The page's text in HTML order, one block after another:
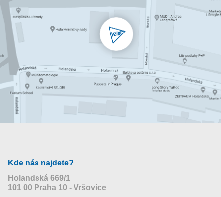
Kde nás najdete?
Holandská 669/1
101 00 Praha 10 - Vršovice